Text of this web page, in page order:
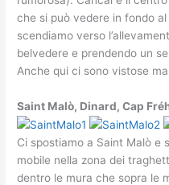
che si può vedere in fondo
scendiamo verso
belvedere e prendendo un
Anche qui ci sono vistose
Saint Malò, Dinard, Cap
Ci spostiamo a Saint Malò e
mobile nella zona dei
dentro le mura che sopra le